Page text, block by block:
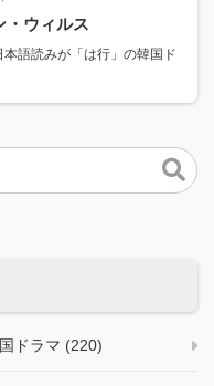
・ウィルス
本語読みが「は行」の韓国ド
ドラマ (220)